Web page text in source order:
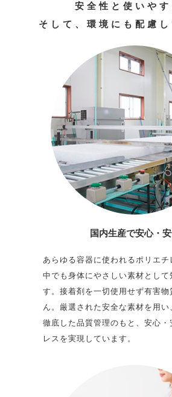
安全性と使いやす
そして、環境にも配慮し
国内生産で安心・
あらゆる容器に使われるポリエチ
中でも身体にやさしい素材として
す。接着剤を一切使用せず有害物
ん。厳選された安全な素材を用い
徹底した品質管理のもと、安心・
レスを実現しています。